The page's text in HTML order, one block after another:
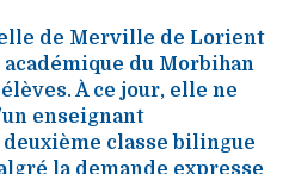
de Merville de Lorient
du Morbihan
À ce jour, elle ne
enseignant
classe bilingue
la demande expresse